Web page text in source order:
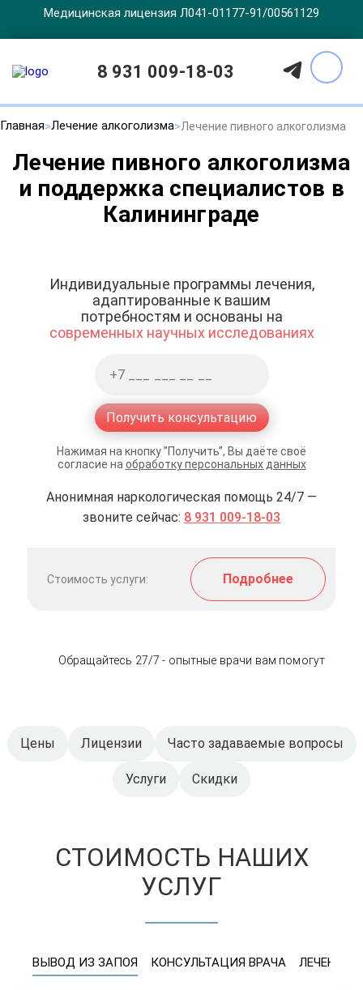
Медицинская лицензия Л041-01177-91/00561129
8 931 009-18-03
Главная Лечение алкоголизма Лечение пивного алкоголизма
Лечение пивного алкоголизма
и поддержка специалистов в
Калининграде
Индивидуальные программы лечения,
адаптированные к вашим
потребностям и основаны на
современных научных исследованиях
Получить консультацию
Нажимая на кнопку ”Получить”, Вы даёте своё
согласие на обработку персональных данных
Анонимная наркологическая помощь 24/7 —
звоните сейчас: 8 931 009-18-03
Стоимость услуги: Подробнее
Обращайтесь 27/7 - опытные врачи вам помогут
Цены Лицензии Часто задаваемые вопросы
Услуги Скидки
СТОИМОСТЬ НАШИХ
УСЛУГ
ВЫВОД ИЗ ЗАПОЯ КОНСУЛЬТАЦИЯ ВРАЧА ЛЕЧЕНИЕ